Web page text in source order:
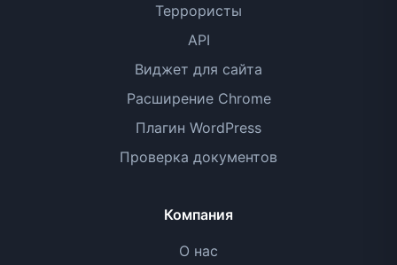
Террористы
API
Виджет для сайта
Расширение Chrome
Плагин WordPress
Проверка документов
Компания
О нас